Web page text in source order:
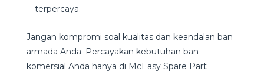
terpercaya.
Jangan kompromi soal kualitas dan keandalan ban
armada Anda. Percayakan kebutuhan ban
komersial Anda hanya di McEasy Spare Part